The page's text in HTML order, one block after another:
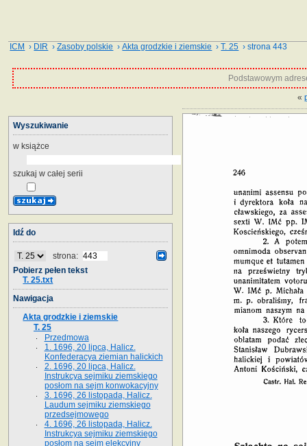
ICM › DIR ›Zasoby polskie ›Akta grodzkie i ziemskie ›T. 25 › strona 443
Podstawowym
«
Wyszukiwanie
w książce
szukaj w całej serii
Idź do
strona:
Pobierz pełen tekst
T. 25.txt
Nawigacja
Akta grodzkie i ziemskie
T. 25
Przedmowa
1. 1696, 20 lipca, Halicz.
Konfederacya ziemian halickich
2. 1696, 20 lipca, Halicz.
Instrukcya sejmiku ziemskiego
posłom na sejm konwokacyjny
3. 1696, 26 listopada, Halicz.
Laudum sejmiku ziemskiego
przedsejmowego
4. 1696, 26 listopada, Halicz.
Instrukcya sejmiku ziemskiego
posłom na sejm elekcyjny